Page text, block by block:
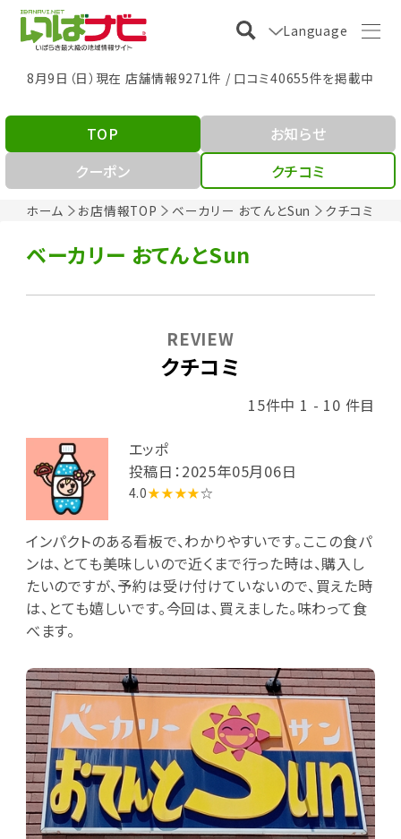
Language
8月9日（日）現在 店舗情報9271件 / 口コミ40655件を掲載中
ホーム お店情報TOP ベーカリー おてんとSun クチコミ
TOP
お知らせ
クーポン
クチコミ
ベーカリー おてんとSun
クチコミ
REVIEW
15件中 1 - 10 件目
エッポ
投稿日：2025年05月06日
4.0★★★★☆
インパクトのある看板で、わかりやすいです。ここの食パ
ンは、とても美味しいので近くまで行った時は、購入し
たいのですが、予約は受け付けていないので、買えた時
は、とても嬉しいです。今回は、買えました。味わって食
べます。